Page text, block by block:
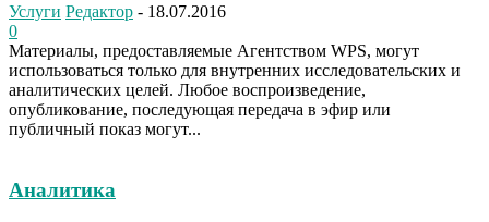
Услуги Редактор - 18.07.2016
0
Материалы, предоставляемые Агентством WPS, могут
использоваться только для внутренних исследовательских и
аналитических целей. Любое воспроизведение,
опубликование, последующая передача в эфир или
публичный показ могут...
Аналитика